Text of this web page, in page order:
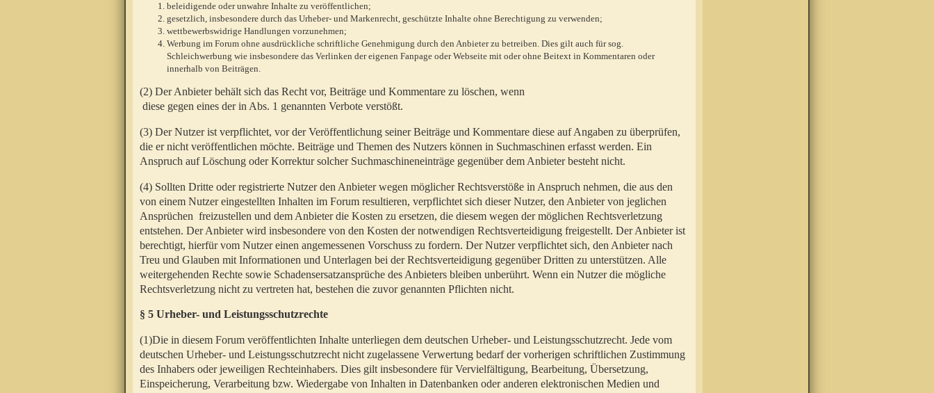
beleidigende oder unwahre Inhalte zu veröffentlichen;
gesetzlich, insbesondere durch das Urheber- und Markenrecht, geschützte Inhalte ohne Berechtigung zu verwenden;
wettbewerbswidrige Handlungen vorzunehmen;
Werbung im Forum ohne ausdrückliche schriftliche Genehmigung durch den Anbieter zu betreiben. Dies gilt auch für sog.
Schleichwerbung wie insbesondere das Verlinken der eigenen Fanpage oder Webseite mit oder ohne Beitext in Kommentaren oder
innerhalb von Beiträgen.
(2) Der Anbieter behält sich das Recht vor, Beiträge und Kommentare zu löschen, wenn
diese gegen eines der in Abs. 1 genannten Verbote verstößt.
(3) Der Nutzer ist verpflichtet, vor der Veröffentlichung seiner Beiträge und Kommentare diese auf Angaben zu überprüfen,
die er nicht veröffentlichen möchte. Beiträge und Themen des Nutzers können in Suchmaschinen erfasst werden. Ein
Anspruch auf Löschung oder Korrektur solcher Suchmaschineneinträge gegenüber dem Anbieter besteht nicht.
(4) Sollten Dritte oder registrierte Nutzer den Anbieter wegen möglicher Rechtsverstöße in Anspruch nehmen, die aus den
von einem Nutzer eingestellten Inhalten im Forum resultieren, verpflichtet sich dieser Nutzer, den Anbieter von jeglichen
Ansprüchen freizustellen und dem Anbieter die Kosten zu ersetzen, die diesem wegen der möglichen Rechtsverletzung
entstehen. Der Anbieter wird insbesondere von den Kosten der notwendigen Rechtsverteidigung freigestellt. Der Anbieter ist
berechtigt, hierfür vom Nutzer einen angemessenen Vorschuss zu fordern. Der Nutzer verpflichtet sich, den Anbieter nach
Treu und Glauben mit Informationen und Unterlagen bei der Rechtsverteidigung gegenüber Dritten zu unterstützen. Alle
weitergehenden Rechte sowie Schadensersatzansprüche des Anbieters bleiben unberührt. Wenn ein Nutzer die mögliche
Rechtsverletzung nicht zu vertreten hat, bestehen die zuvor genannten Pflichten nicht.
§ 5 Urheber- und Leistungsschutzrechte
(1)Die in diesem Forum veröffentlichten Inhalte unterliegen dem deutschen Urheber- und Leistungsschutzrecht. Jede vom
deutschen Urheber- und Leistungsschutzrecht nicht zugelassene Verwertung bedarf der vorherigen schriftlichen Zustimmung
des Inhabers oder jeweiligen Rechteinhabers. Dies gilt insbesondere für Vervielfältigung, Bearbeitung, Übersetzung,
Einspeicherung, Verarbeitung bzw. Wiedergabe von Inhalten in Datenbanken oder anderen elektronischen Medien und